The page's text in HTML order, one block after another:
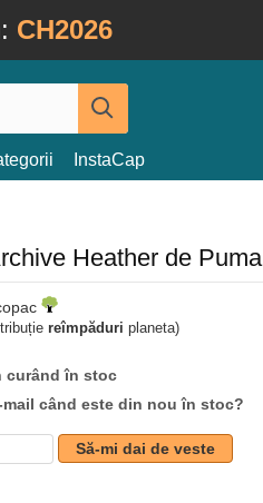
CH2026
InstaCap
Heather de Puma
reîmpăduri planeta)
curând în stoc
când este din nou în stoc?
Să-mi dai de veste